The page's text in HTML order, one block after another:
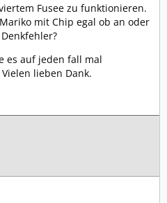
Fusee zu funktionieren.
mit Chip egal ob an oder
es auf jeden fall mal
lieben Dank.